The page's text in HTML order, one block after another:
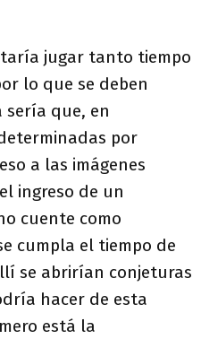
jugar tanto tiempo
lo que se deben
que, en
por
a las imágenes
ingreso de un
cuente como
cumpla el tiempo de
se abrirían conjeturas
hacer de esta
está la